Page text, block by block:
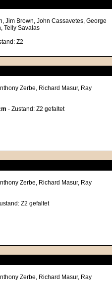
Jim Brown, John Cassavetes, George
Telly Savalas
Z2
Zerbe, Richard Masur, Ray
- Zustand: Z2 gefaltet
Zerbe, Richard Masur, Ray
Z2 gefaltet
Zerbe, Richard Masur, Ray